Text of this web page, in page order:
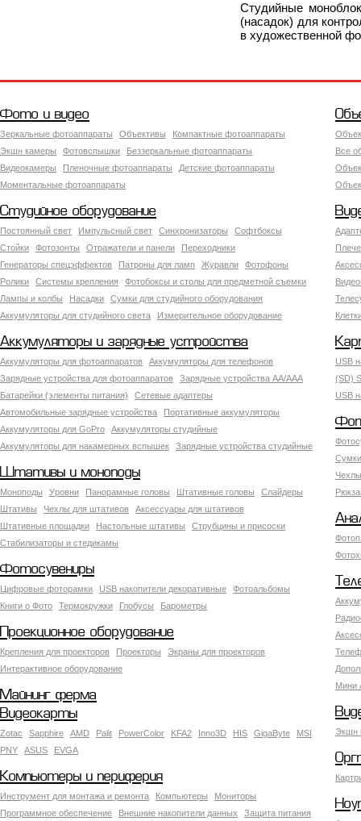
Студийные
(насадок) для
в художественной
Фото и видео
Зеркальные фотоаппараты Объективы
Компактные фотоаппараты
Экшн камеры
Фотовспышки
Беззеркальные фотоаппараты
Видеокамеры
Пленочные фотоаппараты
Детские фотоаппараты
Моментальные фотоаппараты
Все
Студийное оборудование
Постоянный свет Импульсный свет Синхронизаторы
Софтбоксы
Стойки
Фотозонты Отражатели и панели
Переходники
Генераторы спецэффектов
Патроны для ламп Журавли
Фотофоны
Ролики
Системы крепления
Фотобоксы и столы для предметной съемки
Лампы и колбы
Насадки
Сумки для студийного оборудования
Аккумуляторы для студийного света
Измерительное оборудование
Аккумуляторы и зарядные устройства
Аккумуляторы для фотоаппаратов
Аккумуляторы для телефонов
Зарядные устройства для фотоаппаратов
Зарядные устройства AA/AAA
Батарейки (элементы питания)
Сетевые адаптеры
Автомобильные зарядные устройства
Портативные аккумуляторы
Аккумуляторы для GoPro
Аккумуляторы студийные
Аккумуляторы для накамерных вспышек
Зарядные устройства студийные
USB
(SD)
USB
Штативы и моноподы
Моноподы Уровни Панорамные головы Штативные головы
Слайдеры
Штативы
Чехлы для штативов
Аксессуары для штативов
Штативные площадки
Настольные штативы
Струбцины и присоски
Стабилизаторы и стедикамы
Фотосувениры
Цифровые фоторамки USB накопители декоративные
Фотоальбомы
Книги о Фото
Термокружки Глобусы Барометры
Мини
Проекционное оборудование
Крепления для проекторов Проекторы
Экраны для проекторов
Интерактивное оборудование
Майнинг ферма
Экшн
Видеокарты
Zotac Sapphire AMD Palit PowerColor KFA2 Inno3D HIS GigaByte
MSI
PNY
ASUS EVGA
Компьютеры и периферия
Инструмент для монтажа и ремонта Компьютеры
Мониторы
Программное обеспечение
Внешние накопители данных Защита питания